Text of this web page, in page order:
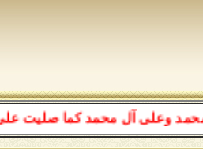
محمد كما صليت على إبراهيم